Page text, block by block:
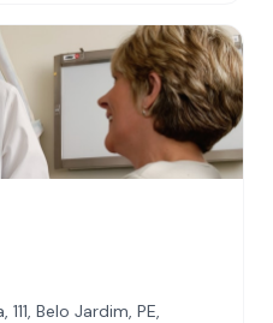
Belo Jardim, PE,